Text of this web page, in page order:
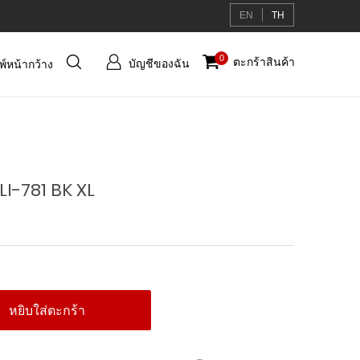
EN TH
หน้ากว้าง
บัญชี
ของ
บัญชีของฉัน ตะกร้าสินค้า
0
781 BK XL
หยิบใส่ตะกร้า